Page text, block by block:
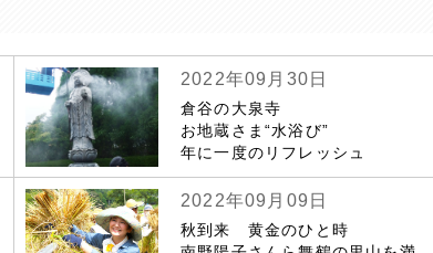
2022年09月30日
倉谷の大泉寺
お地蔵さま“水浴び”
年に一度のリフレッシュ
2022年09月09日
秋到来 黄金のひと時